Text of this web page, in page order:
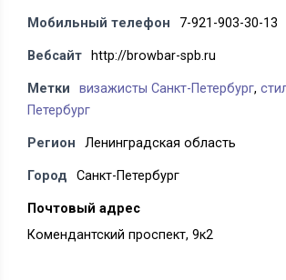
Мобильный телефон 7-921-903-30-13
Вебсайт http://browbar-spb.ru
Метки визажисты Санкт-Петербург,
Петербург
Регион Ленинградская область
Город Санкт-Петербург
Почтовый адрес
Комендантский проспект, 9к2